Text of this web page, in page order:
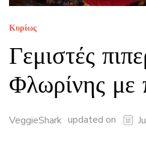
Κυρίως
Γεμιστές
Φλωρίνης με
VeggieShark updated on